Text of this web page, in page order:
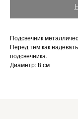
Подсвечник
Перед тем как
подсвечника.
Диаметр: 8 см